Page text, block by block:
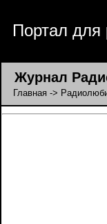
Портал для
Журнал
Главная ->